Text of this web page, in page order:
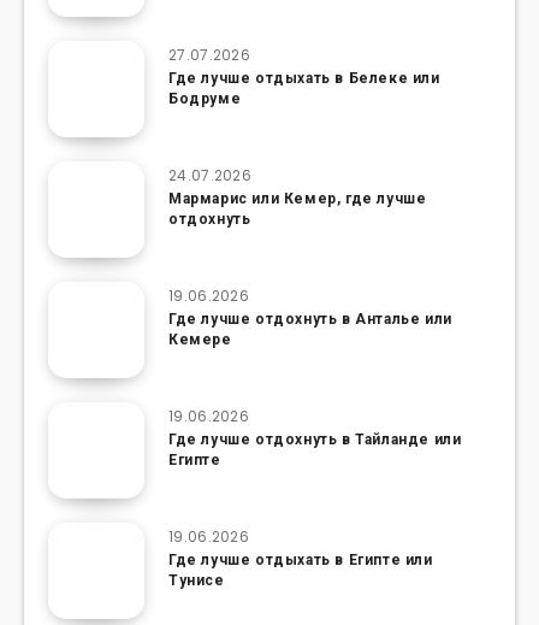
27.07.2026
Где лучше отдыхать в Белеке или
Бодруме
24.07.2026
Мармарис или Кемер, где лучше
отдохнуть
19.06.2026
Где лучше отдохнуть в Анталье или
Кемере
19.06.2026
Где лучше отдохнуть в Тайланде или
Египте
19.06.2026
Где лучше отдыхать в Египте или
Тунисе